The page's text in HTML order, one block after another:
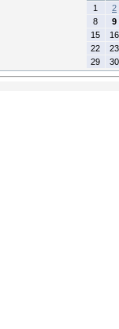
1
2
8
9
15
16
22
23
29
30